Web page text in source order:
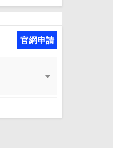
官網申請